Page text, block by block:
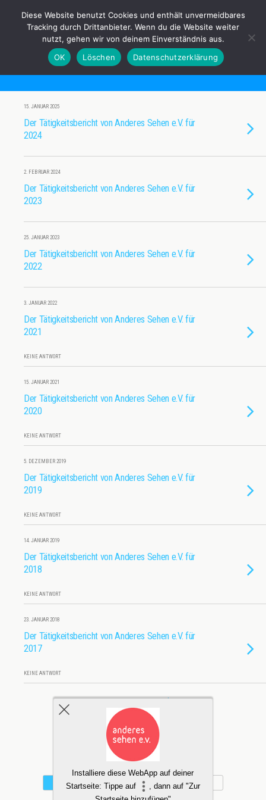
Anderes Sehen e.V.
Tags › Tätigkeitsbericht
15. JANUAR 2025
Der Tätigkeitsbericht von Anderes Sehen e.V. für
2024
2. FEBRUAR 2024
Der Tätigkeitsbericht von Anderes Sehen e.V. für
2023
25. JANUAR 2023
Der Tätigkeitsbericht von Anderes Sehen e.V. für
2022
3. JANUAR 2022
Der Tätigkeitsbericht von Anderes Sehen e.V. für
2021
KEINE ANTWORT
15. JANUAR 2021
Der Tätigkeitsbericht von Anderes Sehen e.V. für
2020
KEINE ANTWORT
5. DEZEMBER 2019
Der Tätigkeitsbericht von Anderes Sehen e.V. für
2019
KEINE ANTWORT
14. JANUAR 2019
Der Tätigkeitsbericht von Anderes Sehen e.V. für
2018
KEINE ANTWORT
23. JANUAR 2018
Der Tätigkeitsbericht von Anderes Sehen e.V. für
2017
KEINE ANTWORT
Weitere Mit Diesem Tag Laden…
Zum Seitenanfang
Mobil Desktop
Diese Website benutzt Cookies und enthält unvermeidbares
Tracking durch Drittanbieter. Wenn du die Website weiter
nutzt, gehen wir von deinem Einverständnis aus.
OK
Löschen Datenschutzerklärung
Installiere diese WebApp auf deiner
Startseite: Tippe auf
, dann auf "Zur